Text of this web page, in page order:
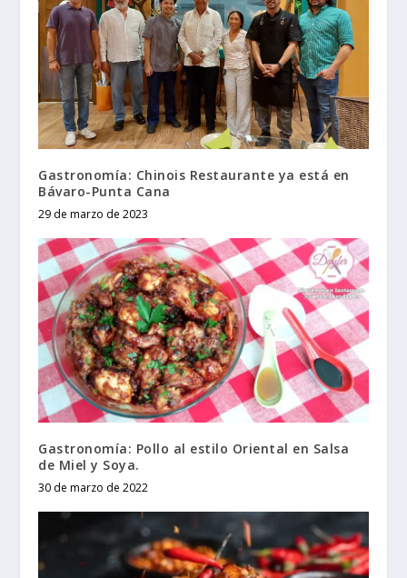
Gastronomía: Chinois Restaurante ya está en
Bávaro-Punta Cana
29 de marzo de 2023
Gastronomía: Pollo al estilo Oriental en Salsa
de Miel y Soya.
30 de marzo de 2022